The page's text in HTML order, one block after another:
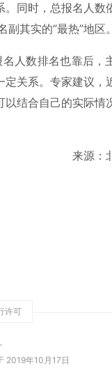
同时，总报名人数
其实的“最热”地区。
人数排名也靠后，
定关系。专家建议，
以结合自己的实际情
来源：
许可
2019年10月17日